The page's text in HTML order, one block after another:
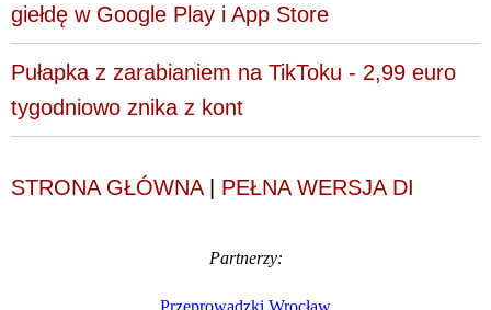
giełdę w Google Play i App Store
Pułapka z zarabianiem na TikToku - 2,99 euro
tygodniowo znika z kont
STRONA GŁÓWNA| PEŁNA WERSJA DI
Partnerzy:
Przeprowadzki Wrocław